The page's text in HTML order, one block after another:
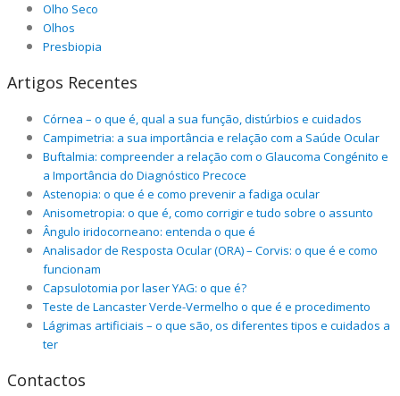
Olho Seco
Olhos
Presbiopia
Artigos Recentes
Córnea – o que é, qual a sua função, distúrbios e cuidados
Campimetria: a sua importância e relação com a Saúde Ocular
Buftalmia: compreender a relação com o Glaucoma Congénito e
a Importância do Diagnóstico Precoce
Astenopia: o que é e como prevenir a fadiga ocular
Anisometropia: o que é, como corrigir e tudo sobre o assunto
Ângulo iridocorneano: entenda o que é
Analisador de Resposta Ocular (ORA) – Corvis: o que é e como
funcionam
Capsulotomia por laser YAG: o que é?
Teste de Lancaster Verde-Vermelho o que é e procedimento
Lágrimas artificiais – o que são, os diferentes tipos e cuidados a
ter
Contactos